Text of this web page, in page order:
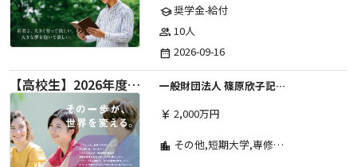
school奨学金-給付
group 10人
date_range 2026-09-16
【高校生】2026年度 しのはら財団 アメリカ・イギリス・カナダ英語留学奨学金
一般財団法人 篠原欣子記念財団 (海外留学奨学金グループ)
currency_yen 2,000万円
location_city その他,短期大学,専修学校,高等専門学校,高等学校,大学院,大学